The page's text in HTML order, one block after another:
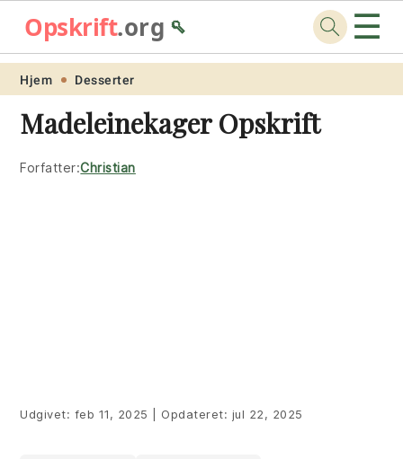
Skip
primary
navigation
Skip
main
content
Skip
primary
sidebar
Skip
footer
Opskrift.org🥄 ☰
Hjem Desserter
Madeleinekager Opskrift
Forfatter:Christian
Udgivet: feb 11, 2025 Opdateret: jul 22, 2025